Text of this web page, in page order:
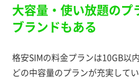
大容量・使い放題のプ
ブランドもある
格安SIMの料金プランは10GB以
どの中容量のプランが充実して